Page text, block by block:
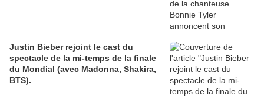
Justin Bieber rejoint le cast du
spectacle de la mi-temps de la finale
du Mondial (avec Madonna, Shakira,
BTS).